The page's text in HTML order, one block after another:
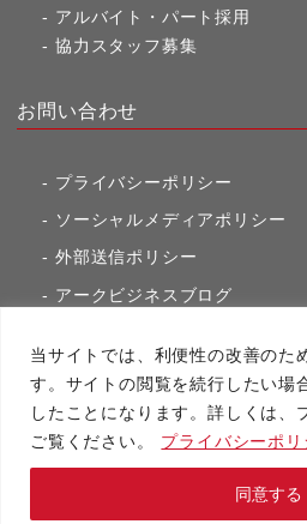
当サイトでは、利便性の改善のた
す。サイトの閲覧を続行したい場
したことになります。詳しくは、
ご覧ください。
プライバシーポリ
同意する
アルバイト・パート採用
協力スタッフ募集
お問い合わせ
プライバシーポリシー
ソーシャルメディアポリシー
外部送信ポリシー
アークビジネスブログ
アーク・コミュニケ
Copyright（C）2020 アーク・コミュニケーションズ All